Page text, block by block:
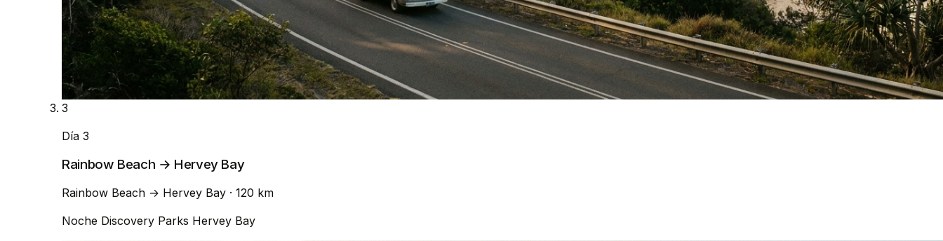
3
Día 3
Rainbow Beach → Hervey Bay
Rainbow Beach → Hervey Bay · 120 km
Noche Discovery Parks Hervey Bay